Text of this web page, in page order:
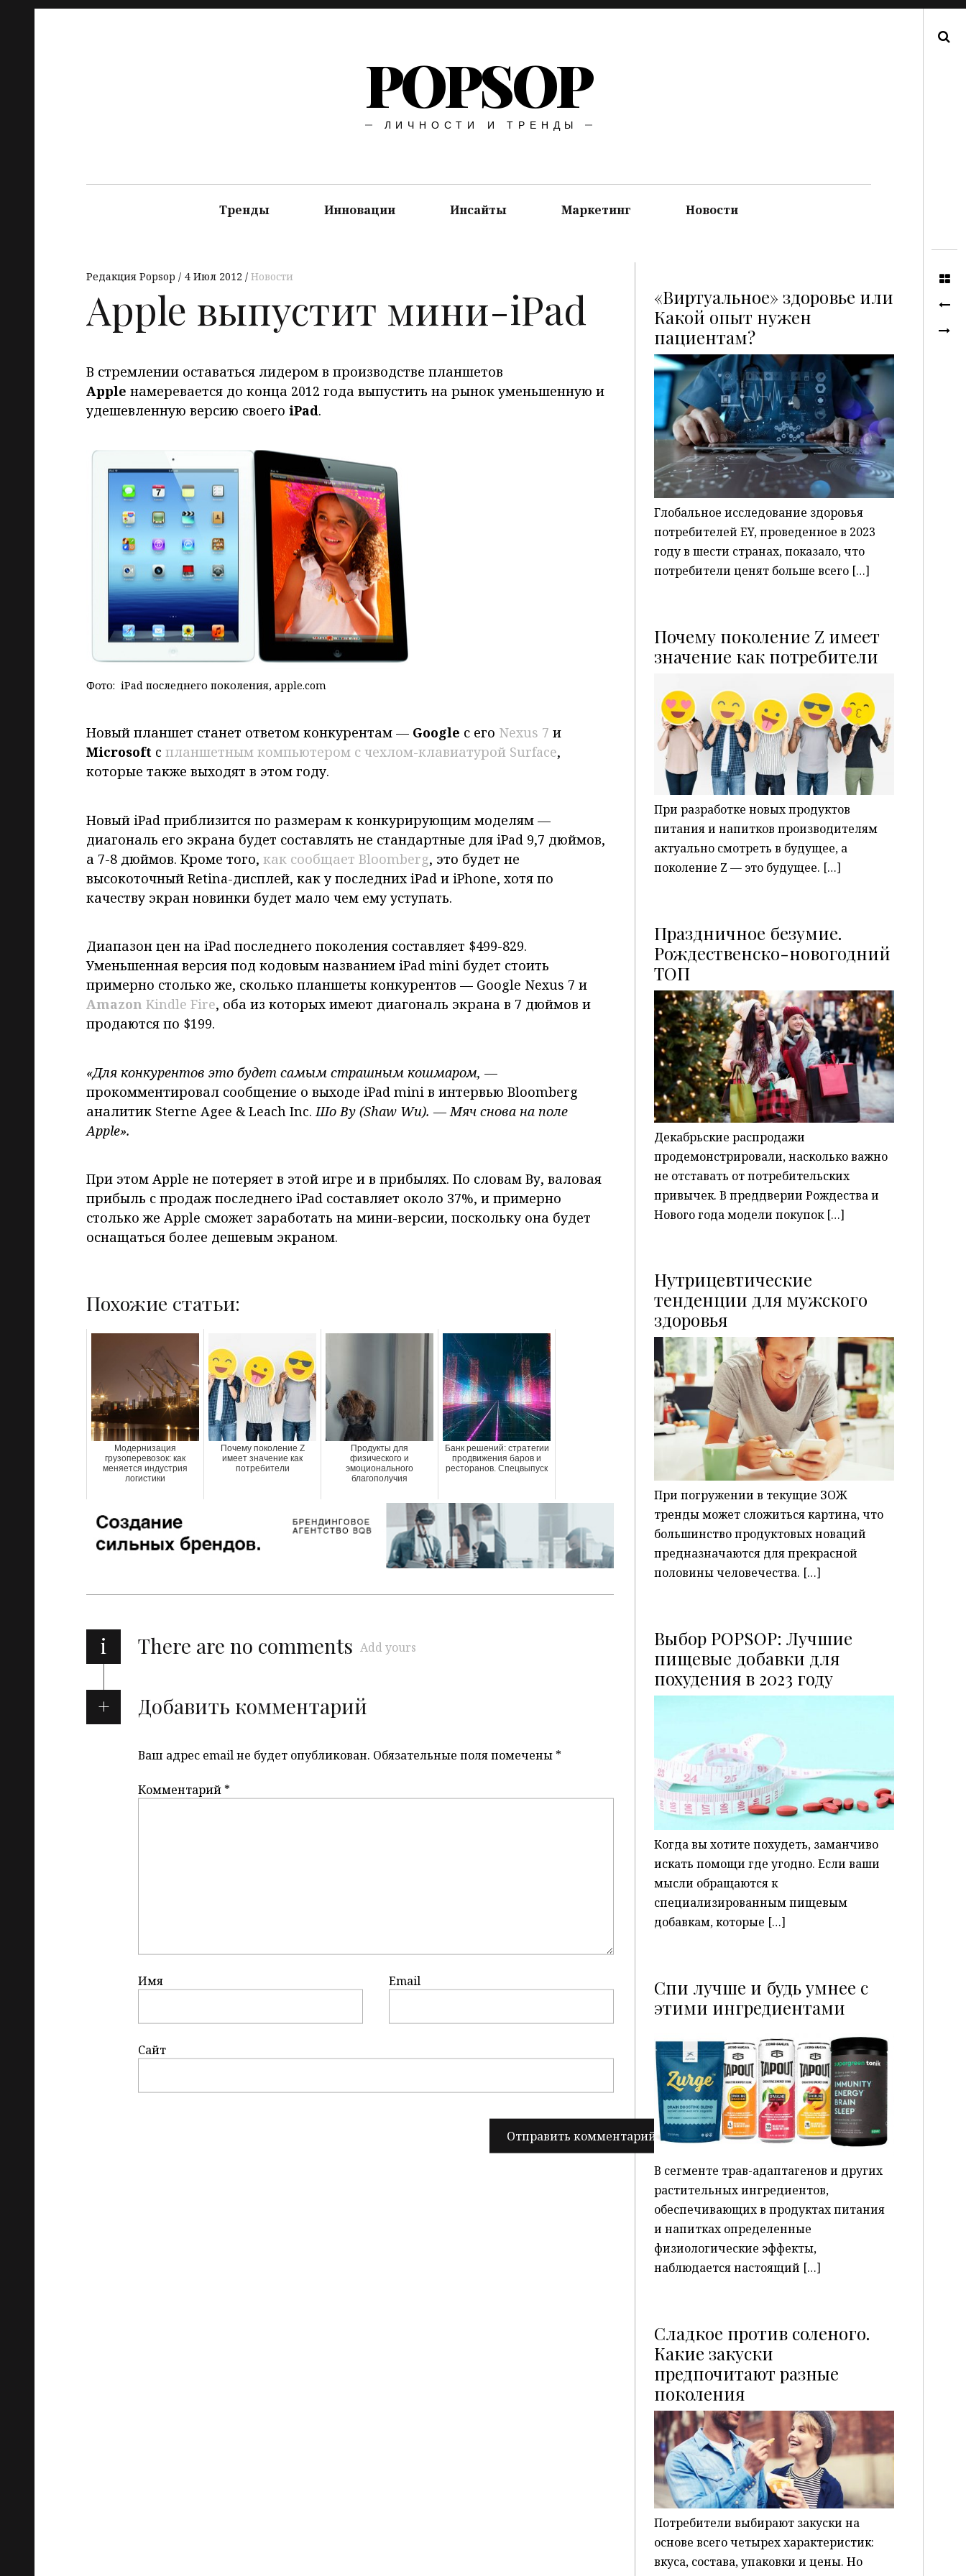
POPSOP
ЛИЧНОСТИ И ТРЕНДЫ
Тренды Инновации Инсайты Маркетинг Новости
Редакция Popsop 4 Июл 2012 Новости
Apple выпустит мини-iPad
В стремлении оставаться лидером в производстве планшетов
Apple намеревается до конца 2012 года выпустить на рынок уменьшенную и
удешевленную версию своего iPad.
Фото: iPad последнего поколения, apple.com
Новый планшет станет ответом конкурентам — Google с его Nexus 7 и
Microsoft c планшетным компьютером с чехлом-клавиатурой Surface,
которые также выходят в этом году.
Новый iPad приблизится по размерам к конкурирующим моделям —
диагональ его экрана будет составлять не стандартные для iPad 9,7 дюймов,
а 7-8 дюймов. Кроме того, как сообщает Bloomberg, это будет не
высокоточный Retina-дисплей, как у последних iPad и iPhone, хотя по
качеству экран новинки будет мало чем ему уступать.
Диапазон цен на iPad последнего поколения составляет $499-829.
Уменьшенная версия под кодовым названием iPad mini будет стоить
примерно столько же, сколько планшеты конкурентов — Google Nexus 7 и
Amazon Kindle Fire, оба из которых имеют диагональ экрана в 7 дюймов и
продаются по $199.
«Для конкурентов это будет самым страшным кошмаром, —
прокомментировал сообщение о выходе iPad mini в интервью Bloomberg
аналитик Sterne Agee & Leach Inc.Шо Ву (Shaw Wu). —Мяч снова на поле
Apple».
При этом Apple не потеряет в этой игре и в прибылях. По словам Ву, валовая
прибыль с продаж последнего iPad составляет около 37%, и примерно
столько же Apple сможет заработать на мини-версии, поскольку она будет
оснащаться более дешевым экраном.
Похожие статьи:
Модернизация
грузоперевозок: как
меняется индустрия
логистики
Почему поколение Z
имеет значение как
потребители
Продукты для
физического и
эмоционального
благополучия
Банк решений: стратегии
продвижения баров и
ресторанов. Спецвыпуск
i There are no comments Add yours
Добавить комментарий
Ваш адрес email не будет опубликован. Обязательные поля помечены *
Комментарий *
Имя Email
Сайт
«Виртуальное» здоровье или
Какой опыт нужен
пациентам?P
Глобальное исследование здоровья
потребителей EY, проведенное в 2023
году в шести странах, показало, что
потребители ценят больше всего […]
Почему поколение Z имеет
значение как потребители
P
При разработке новых продуктов
питания и напитков производителям
актуально смотреть в будущее, а
поколение Z — это будущее. […]
Праздничное безумие.
Рождественско-новогодний
ТОП
P
Декабрьские распродажи
продемонстрировали, насколько важно
не отставать от потребительских
привычек. В преддверии Рождества и
Нового года модели покупок […]
Нутрицевтические
тенденции для мужского
здоровья P
При погружении в текущие ЗОЖ
тренды может сложиться картина, что
большинство продуктовых новаций
предназначаются для прекрасной
половины человечества. […]
Выбор POPSOP: Лучшие
пищевые добавки для
похудения в 2023 году
P
Когда вы хотите похудеть, заманчиво
искать помощи где угодно. Если ваши
мысли обращаются к
специализированным пищевым
добавкам, которые […]
Спи лучше и будь умнее с
этими ингредиентами
P
В сегменте трав-адаптагенов и других
растительных ингредиентов,
обеспечивающих в продуктах питания
и напитках определенные
физиологические эффекты,
наблюдается настоящий […]
Сладкое против соленого.
Какие закуски
предпочитают разные
поколенияP
Потребители выбирают закуски на
основе всего четырех характеристик:
вкуса, состава, упаковки и цены. Но